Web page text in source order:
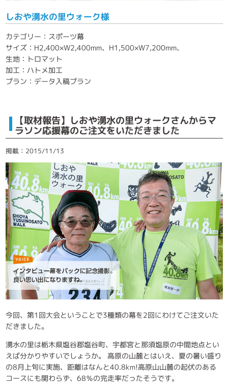
しおや湧水の里ウォーク様
カテゴリー：スポーツ幕
サイズ：H2,400×W2,400mm、H1,500×W7,200mm、
生地：トロマット
加工：ハトメ加工
プラン：データ入稿プラン
【取材報告】しおや湧水の里ウォークさんからマ
ラソン応援幕のご注文をいただきました
掲載：2015/11/13
今回、第1回大会ということで3種類の幕を2回にわけてご注文いた
だきました。
湧水の里は栃木県塩谷郡塩谷町、宇都宮と那須塩原の中間地点とい
えば分かりやすいでしょうか。 高原の山麓とはいえ、夏の暑い盛り
の8月上旬に実施、距離はなんと40.8km!高原山山麓の起伏のある
コースにも関わらず、68％の完走率だったそうです。